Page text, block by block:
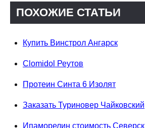
ПОХОЖИЕ СТАТЬИ
Купить Винстрол Ангарск
Clomidol Реутов
Протеин Синта 6 Изолят
Заказать Туриновер Чайковский
Ипаморелин стоимость Северск